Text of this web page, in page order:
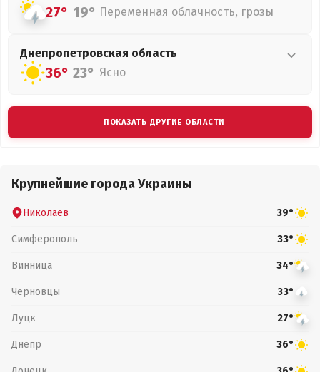
27° 19° Переменная облачность, грозы
Днепропетровская область
36° 23° Ясно
ПОКАЗАТЬ ДРУГИЕ ОБЛАСТИ
Крупнейшие города Украины
Николаев 39°
Симферополь 33°
Винница 34°
Черновцы 33°
Луцк 27°
Днепр 36°